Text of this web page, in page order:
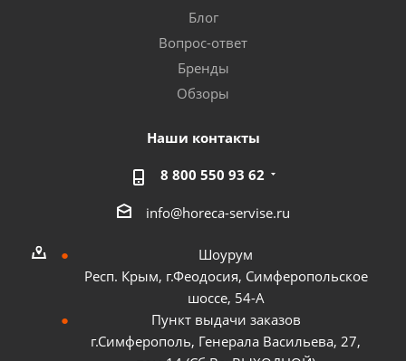
Блог
Вопрос-ответ
Бренды
Обзоры
Наши контакты
8 800 550 93 62
info@horeca-servise.ru
Шоурум
Респ. Крым, г.Феодосия, Симферопольское
шоссе, 54-А
Пункт выдачи заказов
г.Симферополь, Генерала Васильева, 27,